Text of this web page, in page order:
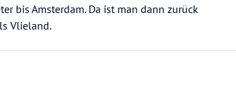
bis Amsterdam. Da ist man dann zurück
Vlieland.